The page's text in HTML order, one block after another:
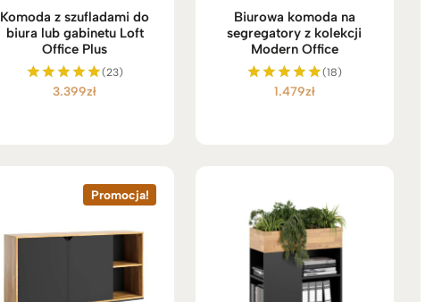
Komoda z szufladami do
biura lub gabinetu Loft
Office Plus
Oceniono
(23)
3.399zł
Biurowa komoda na
segregatory z kolekcji
Modern Office
Oceniono
(18)
1.479zł
Promocja!